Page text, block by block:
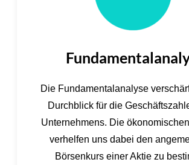
Die Fundamentalanalyse
Durchblick für die
Unternehmens. Die
verhelfen uns dabei den
Börsenkurs einer Aktie zu